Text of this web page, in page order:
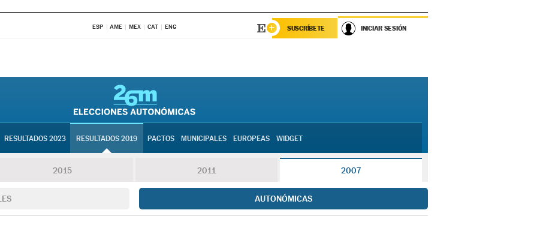
ESP AME MEX CAT ENG SUSCRÍBETE INICIAR SESIÓN
RESULTADOS 2023 RESULTADOS 2019 PACTOS MUNICIPALES EUROPEAS WIDGET
2015 2011 2007
AUTONÓMICAS